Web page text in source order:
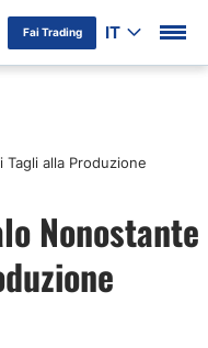
Fai Trading IT
alla Produzione
Nonostante